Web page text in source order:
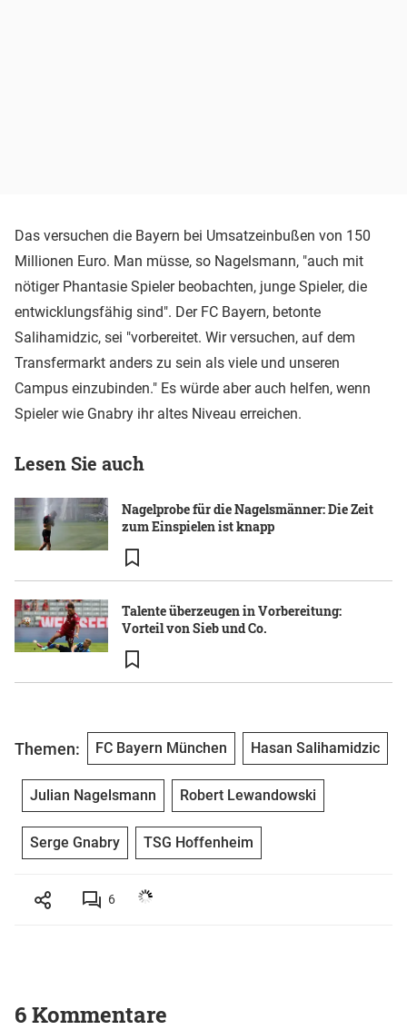
Das versuchen die Bayern bei Umsatzeinbußen von 150
Millionen Euro. Man müsse, so Nagelsmann, "auch mit
nötiger Phantasie Spieler beobachten, junge Spieler, die
entwicklungsfähig sind". Der FC Bayern, betonte
Salihamidzic, sei "vorbereitet. Wir versuchen, auf dem
Transfermarkt anders zu sein als viele und unseren
Campus einzubinden." Es würde aber auch helfen, wenn
Spieler wie Gnabry ihr altes Niveau erreichen.
Lesen Sie auch
Nagelprobe für die Nagelsmänner: Die Zeit
zum Einspielen ist knapp
Talente überzeugen in Vorbereitung:
Vorteil von Sieb und Co.
Themen: FC Bayern München Hasan Salihamidzic
Julian Nagelsmann Robert Lewandowski
Serge Gnabry TSG Hoffenheim
6
6 Kommentare